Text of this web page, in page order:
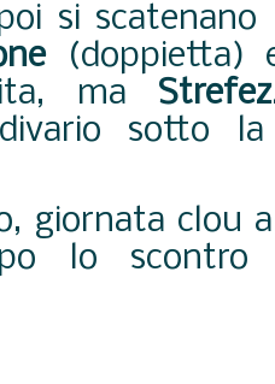
si
(doppietta)
ma
sotto
giornata clou
lo scontro